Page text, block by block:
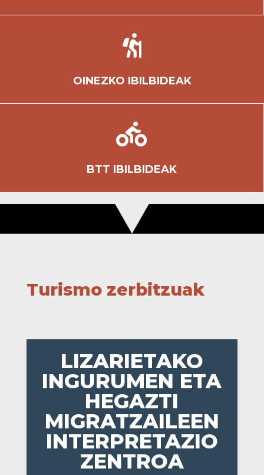

OINEZKO IBILBIDEAK

BTT IBILBIDEAK
Turismo zerbitzuak
LIZARIETAKO
INGURUMEN ETA
HEGAZTI
MIGRATZAILEEN
INTERPRETAZIO
ZENTROA